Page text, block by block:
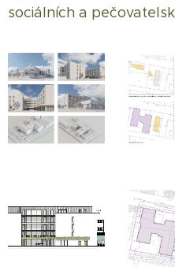
sociálních a